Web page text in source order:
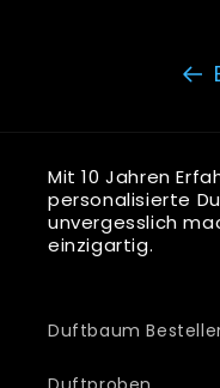
Mit 10 Jahren
personalisierte
unvergesslich
einzigartig.
Duftbaum